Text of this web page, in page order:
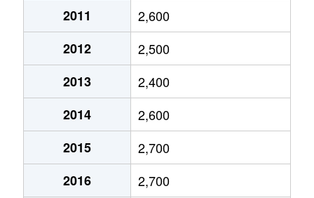
魚住町
2,700万円
魚住町
350万円
魚住町
800万円
魚住町
600万円
魚住町
300万円
魚住町
550万円
2011
2,600
2012
2,500
2013
2,400
2014
2,600
2015
2,700
2016
2,700